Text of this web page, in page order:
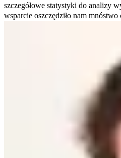
szczegółowe statystyki do analizy
wsparcie oszczędziło nam